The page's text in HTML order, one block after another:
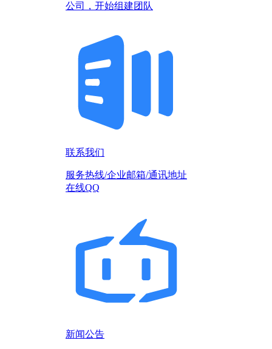
公司，开始组建团队
联系我们
服务热线/企业邮箱/通讯地址
在线QQ
新闻公告